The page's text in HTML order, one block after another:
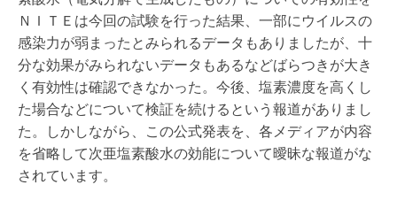
ＮＩＴＥは今回の試験を行った結果、一部にウイルスの
感染力が弱まったとみられるデータもありましたが、十
分な効果がみられないデータもあるなどばらつきが大き
く有効性は確認できなかった。今後、塩素濃度を高くし
た場合などについて検証を続けるという報道がありまし
た。しかしながら、この公式発表を、各メディアが内容
を省略して次亜塩素酸水の効能について曖昧な報道がな
されています。